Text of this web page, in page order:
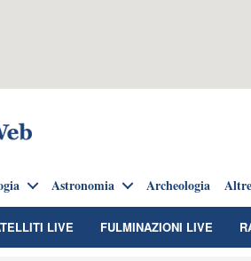
Astronomia Archeologia
LIVE FULMINAZIONI LIVE